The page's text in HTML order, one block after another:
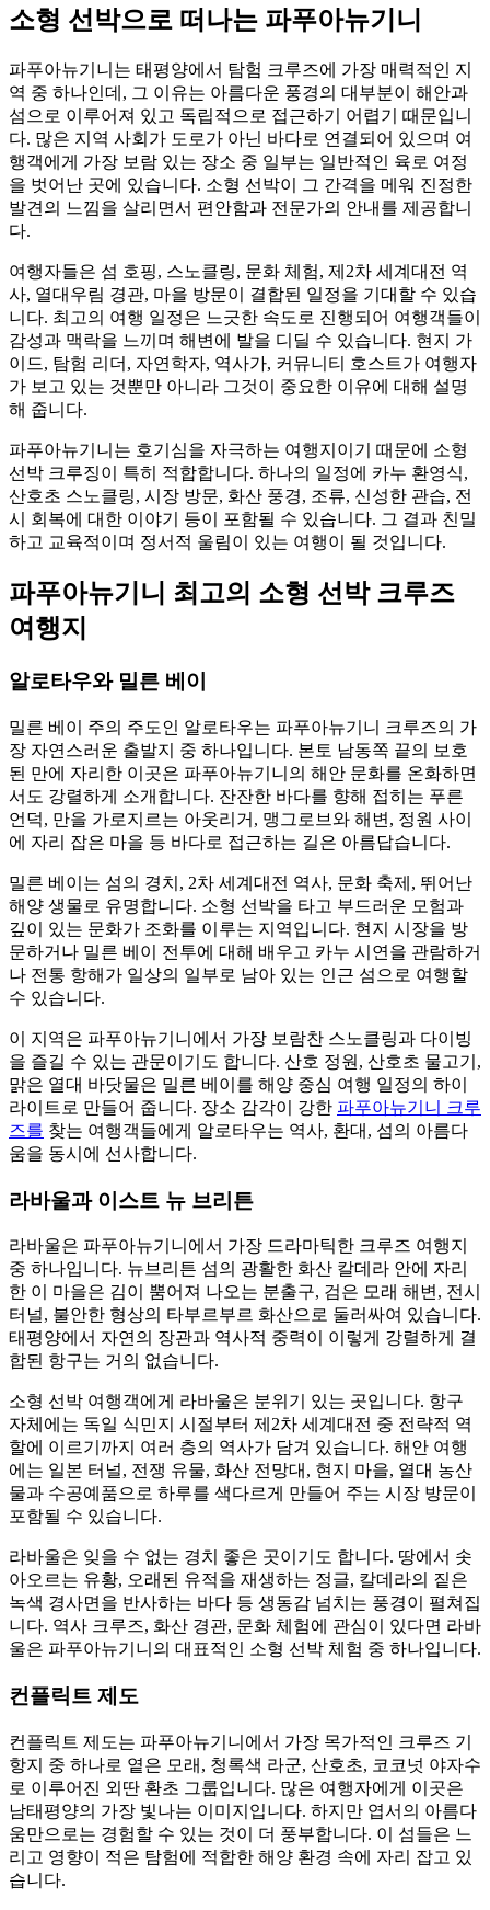
소형 선박으로 떠나는 파푸아뉴기니
파푸아뉴기니는 태평양에서 탐험 크루즈에 가장 매력적인 지
역 중 하나인데, 그 이유는 아름다운 풍경의 대부분이 해안과
섬으로 이루어져 있고 독립적으로 접근하기 어렵기 때문입니
다. 많은 지역 사회가 도로가 아닌 바다로 연결되어 있으며 여
행객에게 가장 보람 있는 장소 중 일부는 일반적인 육로 여정
을 벗어난 곳에 있습니다. 소형 선박이 그 간격을 메워 진정한
발견의 느낌을 살리면서 편안함과 전문가의 안내를 제공합니
다.
여행자들은 섬 호핑, 스노클링, 문화 체험, 제2차 세계대전 역
사, 열대우림 경관, 마을 방문이 결합된 일정을 기대할 수 있습
니다. 최고의 여행 일정은 느긋한 속도로 진행되어 여행객들이
감성과 맥락을 느끼며 해변에 발을 디딜 수 있습니다. 현지 가
이드, 탐험 리더, 자연학자, 역사가, 커뮤니티 호스트가 여행자
가 보고 있는 것뿐만 아니라 그것이 중요한 이유에 대해 설명
해 줍니다.
파푸아뉴기니는 호기심을 자극하는 여행지이기 때문에 소형
선박 크루징이 특히 적합합니다. 하나의 일정에 카누 환영식,
산호초 스노클링, 시장 방문, 화산 풍경, 조류, 신성한 관습, 전
시 회복에 대한 이야기 등이 포함될 수 있습니다. 그 결과 친밀
하고 교육적이며 정서적 울림이 있는 여행이 될 것입니다.
파푸아뉴기니 최고의 소형 선박 크루즈
여행지
알로타우와 밀른 베이
밀른 베이 주의 주도인 알로타우는 파푸아뉴기니 크루즈의 가
장 자연스러운 출발지 중 하나입니다. 본토 남동쪽 끝의 보호
된 만에 자리한 이곳은 파푸아뉴기니의 해안 문화를 온화하면
서도 강렬하게 소개합니다. 잔잔한 바다를 향해 접히는 푸른
언덕, 만을 가로지르는 아웃리거, 맹그로브와 해변, 정원 사이
에 자리 잡은 마을 등 바다로 접근하는 길은 아름답습니다.
밀른 베이는 섬의 경치, 2차 세계대전 역사, 문화 축제, 뛰어난
해양 생물로 유명합니다. 소형 선박을 타고 부드러운 모험과
깊이 있는 문화가 조화를 이루는 지역입니다. 현지 시장을 방
문하거나 밀른 베이 전투에 대해 배우고 카누 시연을 관람하거
나 전통 항해가 일상의 일부로 남아 있는 인근 섬으로 여행할
수 있습니다.
이 지역은 파푸아뉴기니에서 가장 보람찬 스노클링과 다이빙
을 즐길 수 있는 관문이기도 합니다. 산호 정원, 산호초 물고기,
맑은 열대 바닷물은 밀른 베이를 해양 중심 여행 일정의 하이
라이트로 만들어 줍니다. 장소 감각이 강한 파푸아뉴기니 크루
즈를 찾는 여행객들에게 알로타우는 역사, 환대, 섬의 아름다
움을 동시에 선사합니다.
라바울과 이스트 뉴 브리튼
라바울은 파푸아뉴기니에서 가장 드라마틱한 크루즈 여행지
중 하나입니다. 뉴브리튼 섬의 광활한 화산 칼데라 안에 자리
한 이 마을은 김이 뿜어져 나오는 분출구, 검은 모래 해변, 전시
터널, 불안한 형상의 타부르부르 화산으로 둘러싸여 있습니다.
태평양에서 자연의 장관과 역사적 중력이 이렇게 강렬하게 결
합된 항구는 거의 없습니다.
소형 선박 여행객에게 라바울은 분위기 있는 곳입니다. 항구
자체에는 독일 식민지 시절부터 제2차 세계대전 중 전략적 역
할에 이르기까지 여러 층의 역사가 담겨 있습니다. 해안 여행
에는 일본 터널, 전쟁 유물, 화산 전망대, 현지 마을, 열대 농산
물과 수공예품으로 하루를 색다르게 만들어 주는 시장 방문이
포함될 수 있습니다.
라바울은 잊을 수 없는 경치 좋은 곳이기도 합니다. 땅에서 솟
아오르는 유황, 오래된 유적을 재생하는 정글, 칼데라의 짙은
녹색 경사면을 반사하는 바다 등 생동감 넘치는 풍경이 펼쳐집
니다. 역사 크루즈, 화산 경관, 문화 체험에 관심이 있다면 라바
울은 파푸아뉴기니의 대표적인 소형 선박 체험 중 하나입니다.
컨플릭트 제도
컨플릭트 제도는 파푸아뉴기니에서 가장 목가적인 크루즈 기
항지 중 하나로 옅은 모래, 청록색 라군, 산호초, 코코넛 야자수
로 이루어진 외딴 환초 그룹입니다. 많은 여행자에게 이곳은
남태평양의 가장 빛나는 이미지입니다. 하지만 엽서의 아름다
움만으로는 경험할 수 있는 것이 더 풍부합니다. 이 섬들은 느
리고 영향이 적은 탐험에 적합한 해양 환경 속에 자리 잡고 있
습니다.